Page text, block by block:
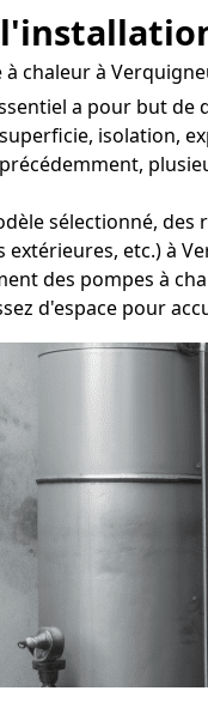
chaleur à
a pour but
isolation,
sélectionné,
etc.) à
des pompes à
d'espace pour